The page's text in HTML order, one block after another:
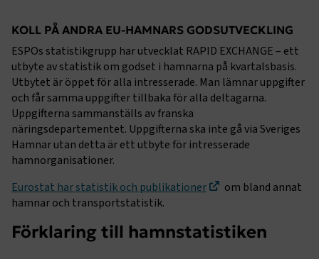
KOLL PÅ ANDRA EU-HAMNARS GODSUTVECKLING
ESPOs statistikgrupp har utvecklat RAPID EXCHANGE – ett
utbyte av statistik om godset i hamnarna på kvartalsbasis.
Utbytet är öppet för alla intresserade. Man lämnar uppgifter
och får samma uppgifter tillbaka för alla deltagarna.
Uppgifterna sammanställs av franska
näringsdepartementet. Uppgifterna ska inte gå via Sveriges
Hamnar utan detta är ett utbyte för intresserade
hamnorganisationer.
Eurostat har statistik och publikationer
om bland annat
hamnar och transportstatistik.
Förklaring till hamnstatistiken